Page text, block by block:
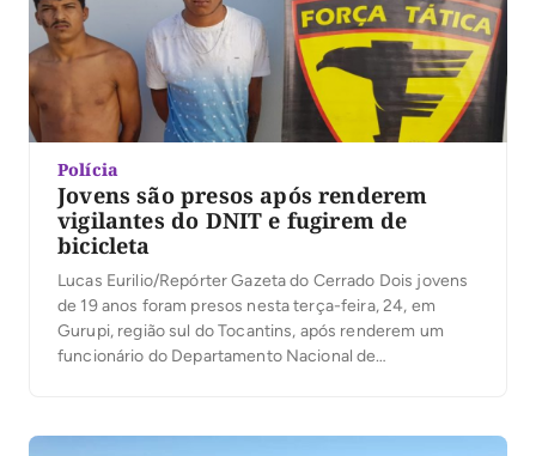
Polícia
Jovens são presos após renderem
vigilantes do DNIT e fugirem de
bicicleta
Lucas Eurilio/Repórter Gazeta do Cerrado Dois jovens
de 19 anos foram presos nesta terça-feira, 24, em
Gurupi, região sul do Tocantins, após renderem um
funcionário do Departamento Nacional de
Conforme as informações da Polícia Militar (PM), crime